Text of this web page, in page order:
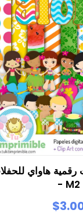
هاواي
- M2